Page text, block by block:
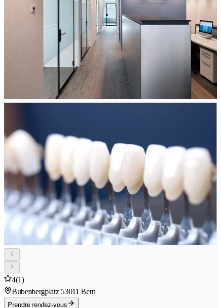
4(1)
Bubenbergplatz 53011 Bern
Prendre rendez-vous